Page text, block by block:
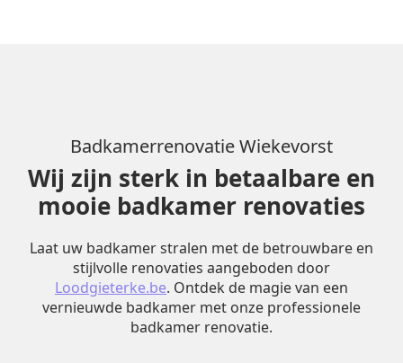
Badkamerrenovatie Wiekevorst
Wij zijn sterk in betaalbare en
mooie badkamer renovaties
Laat uw badkamer stralen met de betrouwbare en
stijlvolle renovaties aangeboden door
Loodgieterke.be. Ontdek de magie van een
vernieuwde badkamer met onze professionele
badkamer renovatie.